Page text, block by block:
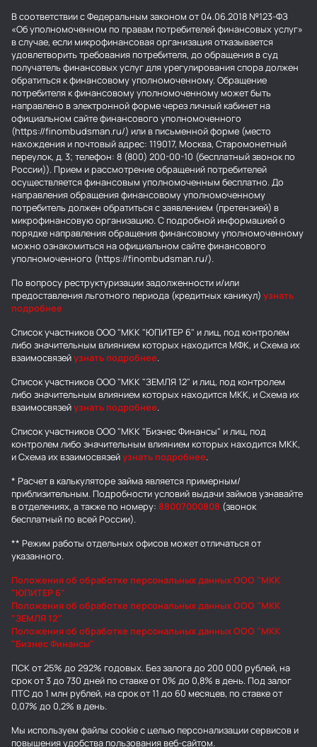
В соответствии с Федеральным законом от 04.06.2018 №123-ФЗ
«Об уполномоченном по правам потребителей финансовых услуг»
в случае, если микрофинансовая организация отказывается
удовлетворить требования потребителя, до обращения в суд
получатель финансовых услуг для урегулирования спора должен
обратиться к финансовому уполномоченному. Обращение
потребителя к финансовому уполномоченному может быть
направлено в электронной форме через личный кабинет на
официальном сайте финансового уполномоченного
(https://finombudsman.ru/) или в письменной форме (место
нахождения и почтовый адрес: 119017, Москва, Старомонетный
переулок, д. 3; телефон: 8 (800) 200-00-10 (бесплатный звонок по
России)). Прием и рассмотрение обращений потребителей
осуществляется финансовым уполномоченным бесплатно. До
направления обращения финансовому уполномоченному
потребитель должен обратиться с заявлением (претензией) в
микрофинансовую организацию. С подробной информацией о
порядке направления обращения финансовому уполномоченному
можно ознакомиться на официальном сайте финансового
уполномоченного (https://finombudsman.ru/).
По вопросу реструктуризации задолженности и/или
предоставления льготного периода (кредитных каникул) узнать
подробнее
Список участников ООО "МКК "ЮПИТЕР 6" и лиц, под контролем
либо значительным влиянием которых находится МФК, и Схема их
взаимосвязейузнать подробнее.
Список участников ООО "МКК "ЗЕМЛЯ 12" и лиц, под контролем
либо значительным влиянием которых находится МКК, и Схема их
взаимосвязейузнать подробнее.
Список участников ООО "МКК "Бизнес Финансы" и лиц, под
контролем либо значительным влиянием которых находится МКК,
и Схема их взаимосвязейузнать подробнее.
* Расчет в калькуляторе займа является примерным/
приблизительным. Подробности условий выдачи займов узнавайте
в отделениях, а также по номеру: 88007000808 (звонок
бесплатный по всей России).
** Режим работы отдельных офисов может отличаться от
указанного.
Положения об обработке персональных данных ООО "МКК
"ЮПИТЕР 6"
Положения об обработке персональных данных ООО "МКК
"ЗЕМЛЯ 12"
Положения об обработке персональных данных ООО "МКК
"Бизнес Финансы"
ПСК от 25% до 292% годовых. Без залога до 200 000 рублей, на
срок от 3 до 730 дней по ставке от 0% до 0,8% в день. Под залог
ПТС до 1 млн рублей, на срок от 11 до 60 месяцев, по ставке от
0,07% до 0,2% в день.
Мы используем файлы cookieс целью персонализации сервисов и
повышения удобства пользования веб-сайтом.